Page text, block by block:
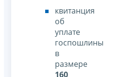
квитанция
об
уплате
госпошлины
в
размере
160